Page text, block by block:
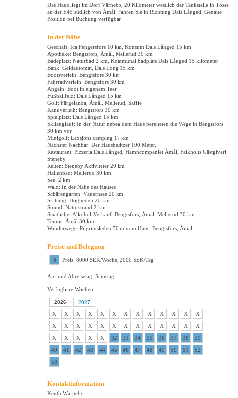
Das Haus liegt im Dorf Värnebo, 20 Kilometer westlich der Tankstelle in Tösse
an der E45 südlich von Åmål. Fahren Sie in Richtung Dals Långed. Genaue
Position bei Buchung verfügbar.
In der Nähe
Geschäft: Ica Fengersfors 10 km, Konsum Dals Långed 15 km
Apotheke: Bengtsfors, Åmål, Mellerud 30 km
Badeplatz: Naturbad 2 km, Kommunal badplats Dals Långed 15 kilometer
Bank: Geldautomat, Dals Long 15 km
Bootsverleih: Bengtsfors 30 km
Fahrradverleih: Bengtsfors 30 km
Angeln: Boot in eigenem Teer
Fußballfeld: Dals Långed 15 km
Golf: Färgelanda, Åmål, Mellerud, Säffle
Kanuverleih: Bengtsfors 30 km
Spielplatz: Dals Långed 15 km
Skilanglauf: In der Natur neben dem Haus bereiteten die Wege in Bengtsfors
30 km vor
Minigolf: Laxsjöns camping 17 km
Nächster Nachbar: Der Hausbesitzer 100 Meter.
Restaurant: Pizzeria Dals Långed, Hamncompaniet Åmål, Falkholts Gästgiveri
Steneby.
Reiten: Steneby Aktiviteter 20 km
Hallenbad: Mellerud 30 km
See: 2 km
Wald: In der Nähe des Hauses
Schärengarten: Vänernsee 20 km
Skihang: Högheden 20 km
Strand: Naturstrand 2 km
Staatlicher Alkohol-Verkauf: Bengtsfors, Åmål, Mellerud 30 km
Tennis: Åmål 30 km
Wanderwege: Pilgrimsleden 50 m vom Haus, Bengtsfors, Åmål
Preise und Belegung
N Preis: 8000 SEK/Woche, 2000 SEK/Tag
An- und Abreisetag: Samstag
Verfügbare Wochen:
2026
2027
X
X X X X X X X X X X X
X
X
X X X X X X X X X X X
X
X
X X X X 32 33 34 35 36 37 38
39
40
41 42 43 44 45 46 47 48 49 50 51
52
53
Kontaktinformation
Kenth Wärnebo